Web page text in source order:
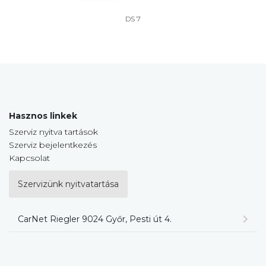
DS 7
Hasznos linkek
Szerviz nyitva tartások
Szerviz bejelentkezés
Kapcsolat
Szervizünk nyitvatartása
CarNet Riegler 9024 Győr, Pesti út 4.